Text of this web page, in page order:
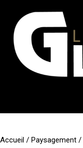
contenu
Accueil / Paysagement /